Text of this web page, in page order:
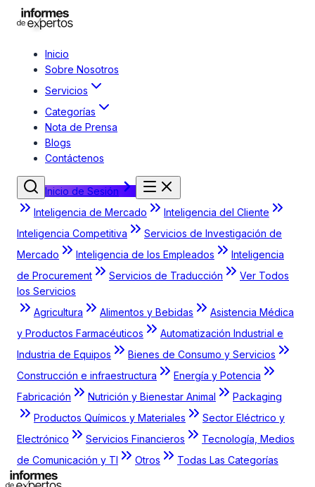
Inicio
Sobre Nosotros
Servicios
Categorías
Nota de Prensa
Blogs
Contáctenos
Inicio de Sesión
Inteligencia de Mercado
Inteligencia del Cliente
Inteligencia Competitiva
Servicios de Investigación de
Mercado
Inteligencia de los Empleados
Inteligencia
de Procurement
Servicios de Traducción
Ver Todos
los Servicios
Agricultura
Alimentos y Bebidas
Asistencia Médica
y Productos Farmacéuticos
Automatización Industrial e
Industria de Equipos
Bienes de Consumo y Servicios
Construcción e infraestructura
Energía y Potencia
Fabricación
Nutrición y Bienestar Animal
Packaging
Productos Químicos y Materiales
Sector Eléctrico y
Electrónico
Servicios Financieros
Tecnología, Medios
de Comunicación y TI
Otros Todas Las Categorías